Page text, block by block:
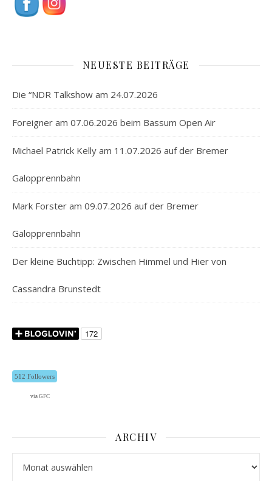
NEUESTE BEITRÄGE
Die “NDR Talkshow am 24.07.2026
Foreigner am 07.06.2026 beim Bassum Open Air
Michael Patrick Kelly am 11.07.2026 auf der Bremer
Galopprennbahn
Mark Forster am 09.07.2026 auf der Bremer
Galopprennbahn
Der kleine Buchtipp: Zwischen Himmel und Hier von
Cassandra Brunstedt
512 Followers
via GFC
ARCHIV